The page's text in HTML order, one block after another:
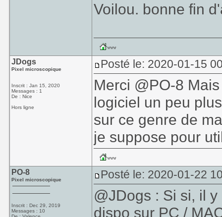
Voilou. bonne fin
JDogs
Pixel microscopique
Inscrit : Jan 15, 2020
Messages : 1
De : Nice
Hors ligne
Posté le: 2020-01-15
Merci @PO-8
logiciel un peu
sur ce genre de
je suppose pour
PO-8
Pixel microscopique
Inscrit : Dec 29, 2019
Messages : 10
Posté le: 2020-01-22
@JDogs : Si si, il
dispo sur PC /